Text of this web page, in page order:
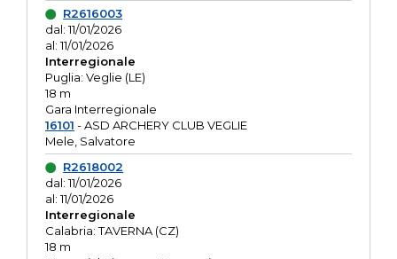
R2616003
dal: 11/01/2026
al: 11/01/2026
Interregionale
Puglia: Veglie (LE)
18 m
Gara Interregionale
16101 - ASD ARCHERY CLUB VEGLIE
Mele, Salvatore
R2618002
dal: 11/01/2026
al: 11/01/2026
Interregionale
Calabria: TAVERNA (CZ)
18 m